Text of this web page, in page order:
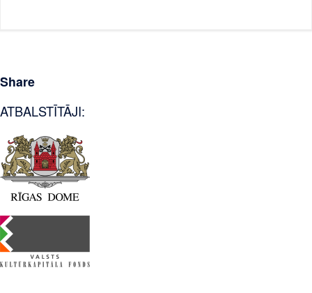
Share
ATBALSTĪTĀJI: